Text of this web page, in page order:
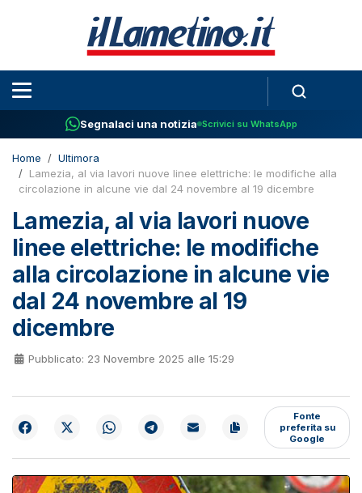
Segnalaci una notizia Scrivici su WhatsApp
Home
Ultimora
Lamezia, al via lavori nuove linee elettriche: le modifiche alla
circolazione in alcune vie dal 24 novembre al 19 dicembre
Lamezia, al via lavori nuove
linee elettriche: le modifiche
alla circolazione in alcune vie
dal 24 novembre al 19
dicembre
Pubblicato: 23 Novembre 2025 alle 15:29
Fonte
preferita su
Google